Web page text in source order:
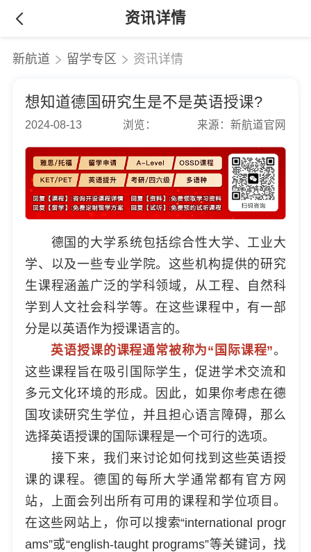
资讯详情
新航道 留学专区 资讯详情
想知道德国研究生是不是英语授课?
2024-08-13 浏览： 来源：新航道官网
德国的大学系统包括综合性大学、工业大
学、以及一些专业学院。这些机构提供的研究
生课程涵盖广泛的学科领域，从工程、自然科
学到人文社会科学等。在这些课程中，有一部
分是以英语作为授课语言的。
英语授课的课程通常被称为“国际课程”。
这些课程旨在吸引国际学生，促进学术交流和
多元文化环境的形成。因此，如果你考虑在德
国攻读研究生学位，并且担心语言障碍，那么
选择英语授课的国际课程是一个可行的选项。
接下来，我们来讨论如何找到这些英语授
课的课程。德国的每所大学通常都有官方网
站，上面会列出所有可用的课程和学位项目。
在这些网站上，你可以搜索“international progr
ams”或“english-taught programs”等关键词，找